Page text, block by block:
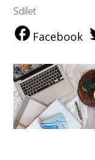
Sdílet
Facebook